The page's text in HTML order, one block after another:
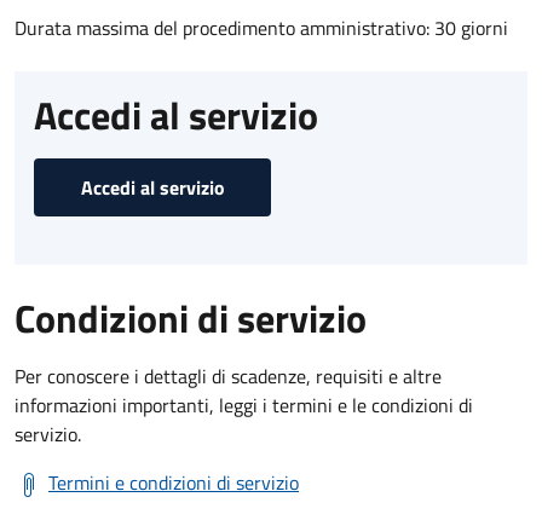
Durata massima del procedimento amministrativo: 30 giorni
Accedi al servizio
Accedi al servizio
Condizioni di servizio
Per conoscere i dettagli di scadenze, requisiti e altre
informazioni importanti, leggi i termini e le condizioni di
servizio.
Termini e condizioni di servizio